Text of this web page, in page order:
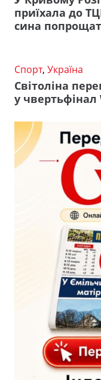
приїхала до
сина
Спорт, Україна
Світоліна
у чвертьфінал